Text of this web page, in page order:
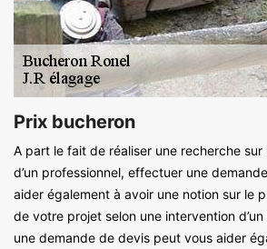
Prix bucheron
A part le fait de réaliser une recherche sur
d’un professionnel, effectuer une
aider également à avoir une notion sur le
de votre projet selon une intervention
une demande de devis peut vous aider